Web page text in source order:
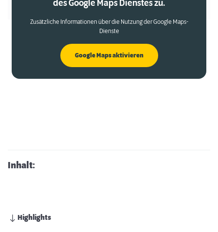
des Google Maps Dienstes zu.
Zusätzliche Informationen über die Nutzung der Google Maps-
Dienste
Google Maps aktivieren
Inhalt:
Highlights